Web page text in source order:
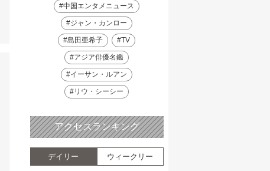
#中国エンタメニュース
#ジャン・カンロー
#島田亜希子 #TV
#アジア俳優名鑑
#イーサン・ルアン
#リウ・シーシー
アクセスランキング
デイリー ウィークリー